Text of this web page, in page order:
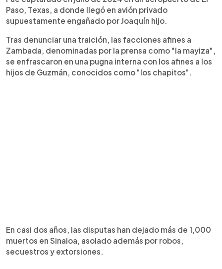
Paso, Texas, a donde llegó en avión privado
supuestamente engañado por Joaquín hijo.
Tras denunciar una traición, las facciones afines a
Zambada, denominadas por la prensa como "la mayiza",
se enfrascaron en una pugna interna con los afines a los
hijos de Guzmán, conocidos como "los chapitos".
En casi dos años, las disputas han dejado más de 1,000
muertos en Sinaloa, asolado además por robos,
secuestros y extorsiones.